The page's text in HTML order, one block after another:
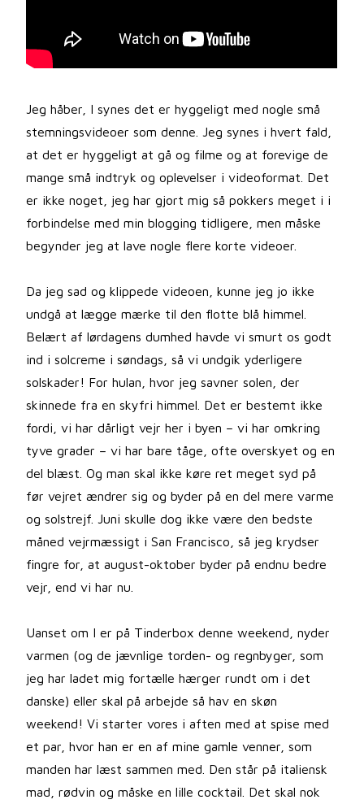
Jeg håber, I synes det er hyggeligt med nogle små
stemningsvideoer som denne. Jeg synes i hvert fald,
at det er hyggeligt at gå og filme og at forevige de
mange små indtryk og oplevelser i videoformat. Det
er ikke noget, jeg har gjort mig så pokkers meget i i
forbindelse med min blogging tidligere, men måske
begynder jeg at lave nogle flere korte videoer.
Da jeg sad og klippede videoen, kunne jeg jo ikke
undgå at lægge mærke til den flotte blå himmel.
Belært af lørdagens dumhed havde vi smurt os godt
ind i solcreme i søndags, så vi undgik yderligere
solskader! For hulan, hvor jeg savner solen, der
skinnede fra en skyfri himmel. Det er bestemt ikke
fordi, vi har dårligt vejr her i byen – vi har omkring
tyve grader – vi har bare tåge, ofte overskyet og en
del blæst. Og man skal ikke køre ret meget syd på
før vejret ændrer sig og byder på en del mere varme
og solstrejf. Juni skulle dog ikke være den bedste
måned vejrmæssigt i San Francisco, så jeg krydser
fingre for, at august-oktober byder på endnu bedre
vejr, end vi har nu.
Uanset om I er på Tinderbox denne weekend, nyder
varmen (og de jævnlige torden- og regnbyger, som
jeg har ladet mig fortælle hærger rundt om i det
danske) eller skal på arbejde så hav en skøn
weekend! Vi starter vores i aften med at spise med
et par, hvor han er en af mine gamle venner, som
manden har læst sammen med. Den står på italiensk
mad, rødvin og måske en lille cocktail. Det skal nok